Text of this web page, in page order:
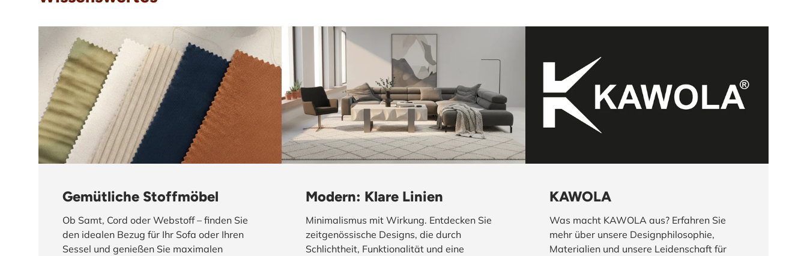
Gemütliche Stoffmöbel
Ob Samt, Cord oder Webstoff – finden Sie
den idealen Bezug für Ihr Sofa oder Ihren
Sessel und genießen Sie maximalen
Modern: Klare Linien
Minimalismus mit Wirkung. Entdecken Sie
zeitgenössische Designs, die durch
Schlichtheit, Funktionalität und eine
KAWOLA
Was macht KAWOLA aus? Erfahren Sie
mehr über unsere Designphilosophie,
Materialien und unsere Leidenschaft für